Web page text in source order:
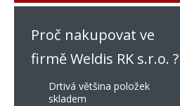
Proč nakupovat ve
firmě Weldis RK s.r.o. ?
Drtivá většina položek
skladem